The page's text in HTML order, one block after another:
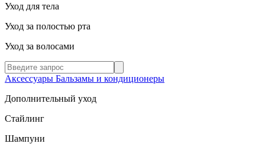
Уход для тела
Уход за полостью рта
Уход за волосами
Аксессуары Бальзамы и кондиционеры
Дополнительный уход
Стайлинг
Шампуни